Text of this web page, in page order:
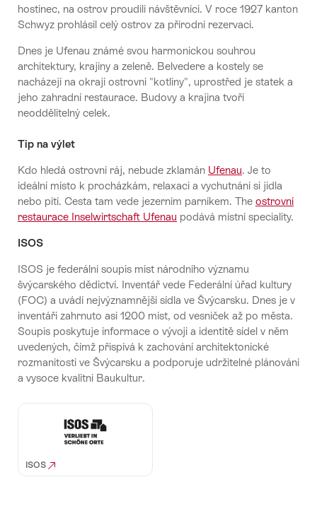
hostinec, na ostrov proudili návštěvníci. V roce 1927 kanton
Schwyz prohlásil celý ostrov za přírodní rezervaci.
Dnes je Ufenau známé svou harmonickou souhrou
architektury, krajiny a zeleně. Belvedere a kostely se
nacházejí na okraji ostrovní "kotliny", uprostřed je statek a
jeho zahradní restaurace. Budovy a krajina tvoří
neoddělitelný celek.
Tip na výlet
Kdo hledá ostrovní ráj, nebude zklamán Ufenau. Je to
ideální místo k procházkám, relaxaci a vychutnání si jídla
nebo pití. Cesta tam vede jezerním parníkem. The ostrovní
restaurace Inselwirtschaft Ufenau podává místní speciality.
ISOS
ISOS je federální soupis míst národního významu
švýcarského dědictví. Inventář vede Federální úřad kultury
(FOC) a uvádí nejvýznamnější sídla ve Švýcarsku. Dnes je v
inventáři zahrnuto asi 1200 míst, od vesniček až po města.
Soupis poskytuje informace o vývoji a identitě sídel v něm
uvedených, čímž přispívá k zachování architektonické
rozmanitosti ve Švýcarsku a podporuje udržitelné plánování
a vysoce kvalitní Baukultur.
ISOS